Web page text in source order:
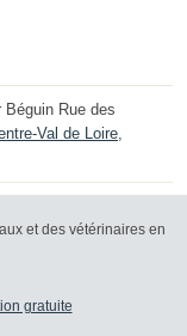
Béguin Rue des
Val de Loire,
et des vétérinaires en
gratuite